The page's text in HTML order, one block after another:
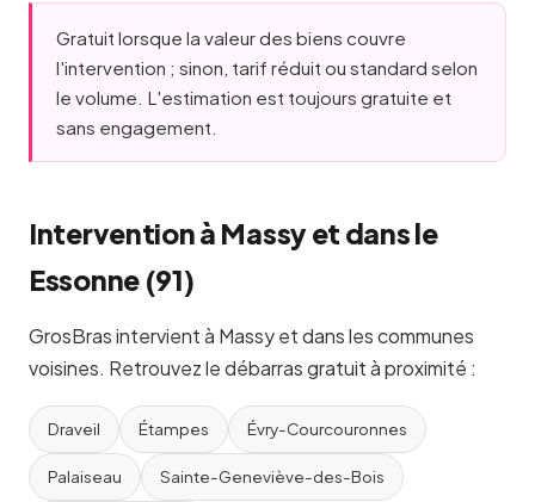
Gratuit lorsque la valeur des biens couvre
l'intervention ; sinon, tarif réduit ou standard selon
le volume. L'estimation est toujours gratuite et
sans engagement.
Intervention à Massy et dans le
Essonne (91)
GrosBras intervient à Massy et dans les communes
voisines. Retrouvez le débarras gratuit à proximité :
Draveil Étampes Évry-Courcouronnes
Palaiseau Sainte-Geneviève-des-Bois